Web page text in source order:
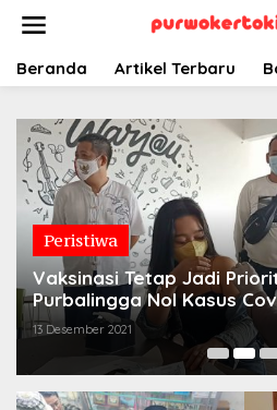
Beranda Artikel Terbaru
Peristiwa
Vaksinasi Tetap Jadi
Purbalingga Nol Kasus
13 Desember 2021